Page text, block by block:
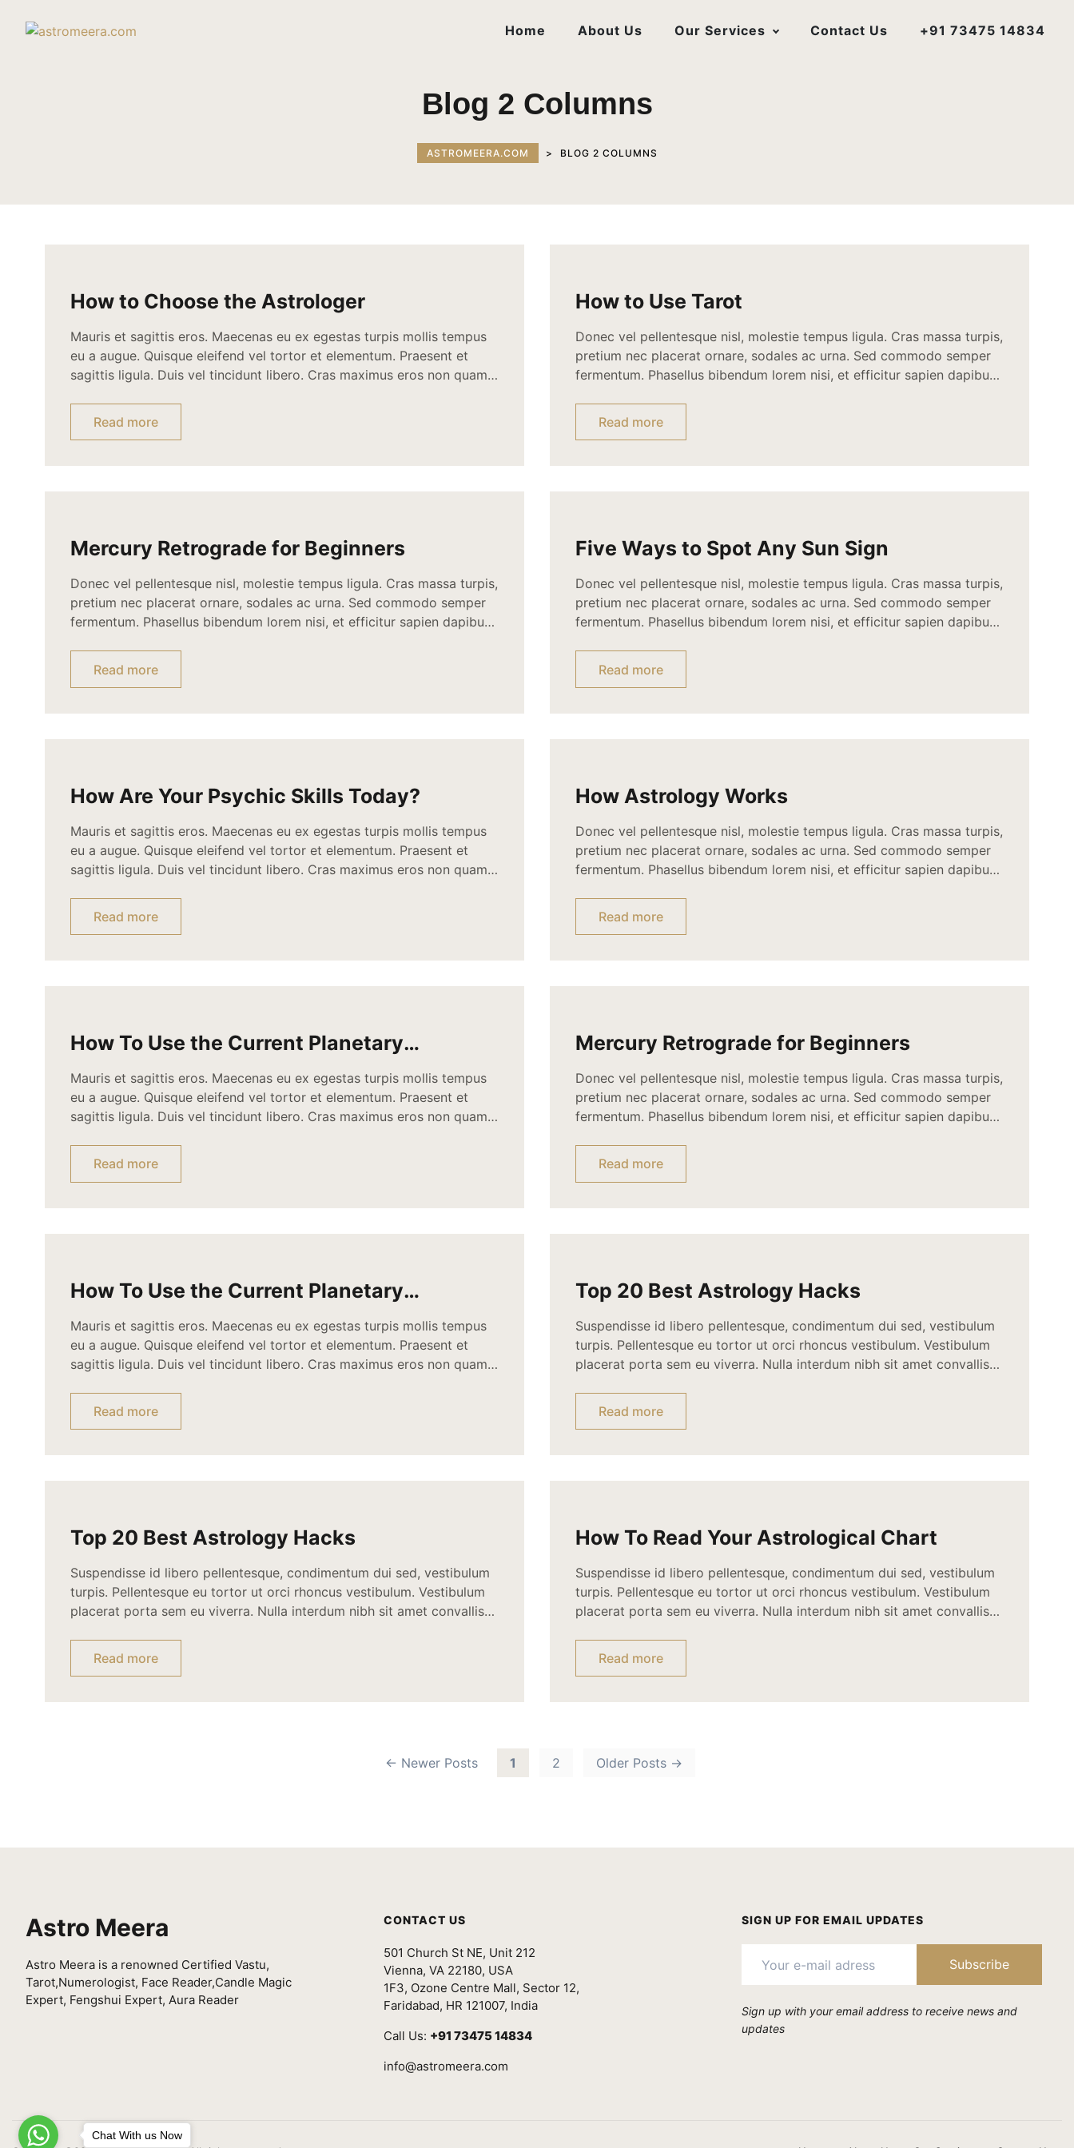
Home About Us Our Services Contact Us +91 73475 14834
Blog 2 Columns
ASTROMEERA.COM > BLOG 2 COLUMNS
How to Choose the Astrologer
Mauris et sagittis eros. Maecenas eu ex egestas turpis mollis tempus
eu a augue. Quisque eleifend vel tortor et elementum. Praesent et
sagittis ligula. Duis vel tincidunt libero. Cras maximus eros non quam
tortor a viverra convallis, mi nisl congue lacus, dictum aliquam nisl
Read more
How to Use Tarot
Donec vel pellentesque nisl, molestie tempus ligula. Cras massa turpis,
pretium nec placerat ornare, sodales ac urna. Sed commodo semper
fermentum. Phasellus bibendum lorem nisi, et efficitur sapien dapibus
mattis. Quisque sed nunc quis nisi aliquam dictum at ac velit.
Read more
Mercury Retrograde for Beginners
Donec vel pellentesque nisl, molestie tempus ligula. Cras massa turpis,
pretium nec placerat ornare, sodales ac urna. Sed commodo semper
fermentum. Phasellus bibendum lorem nisi, et efficitur sapien dapibus
Suspendisse orci nunc, condimentum sit […]
Read more
Five Ways to Spot Any Sun Sign
Donec vel pellentesque nisl, molestie tempus ligula. Cras massa turpis,
pretium nec placerat ornare, sodales ac urna. Sed commodo semper
fermentum. Phasellus bibendum lorem nisi, et efficitur sapien dapibus
Suspendisse orci nunc, condimentum sit […]
Read more
How Are Your Psychic Skills Today?
Mauris et sagittis eros. Maecenas eu ex egestas turpis mollis tempus
eu a augue. Quisque eleifend vel tortor et elementum. Praesent et
sagittis ligula. Duis vel tincidunt libero. Cras maximus eros non quam
neque vitae magna. […]
Read more
How Astrology Works
Donec vel pellentesque nisl, molestie tempus ligula. Cras massa turpis,
pretium nec placerat ornare, sodales ac urna. Sed commodo semper
fermentum. Phasellus bibendum lorem nisi, et efficitur sapien dapibus
Suspendisse orci nunc, condimentum sit […]
Read more
How To Use the Current Planetary
Positions
Mauris et sagittis eros. Maecenas eu ex egestas turpis mollis tempus
eu a augue. Quisque eleifend vel tortor et elementum. Praesent et
sagittis ligula. Duis vel tincidunt libero. Cras maximus eros non quam
tortor a viverra convallis, mi nisl congue lacus, dictum aliquam nisl
Read more
Mercury Retrograde for Beginners
Donec vel pellentesque nisl, molestie tempus ligula. Cras massa turpis,
pretium nec placerat ornare, sodales ac urna. Sed commodo semper
fermentum. Phasellus bibendum lorem nisi, et efficitur sapien dapibus
mattis. Quisque sed nunc quis nisi aliquam dictum at ac velit.
Read more
How To Use the Current Planetary
Positions
Mauris et sagittis eros. Maecenas eu ex egestas turpis mollis tempus
eu a augue. Quisque eleifend vel tortor et elementum. Praesent et
sagittis ligula. Duis vel tincidunt libero. Cras maximus eros non quam
neque vitae magna. […]
Read more
Top 20 Best Astrology Hacks
Suspendisse id libero pellentesque, condimentum dui sed, vestibulum
turpis. Pellentesque eu tortor ut orci rhoncus vestibulum. Vestibulum
placerat porta sem eu viverra. Nulla interdum nibh sit amet convallis
consectetur lectus ac feugiat. Nullam et cursus quam. […]
Read more
Top 20 Best Astrology Hacks
Suspendisse id libero pellentesque, condimentum dui sed, vestibulum
turpis. Pellentesque eu tortor ut orci rhoncus vestibulum. Vestibulum
placerat porta sem eu viverra. Nulla interdum nibh sit amet convallis
consectetur lectus ac feugiat. Nullam et cursus quam. […]
Read more
How To Read Your Astrological Chart
Suspendisse id libero pellentesque, condimentum dui sed, vestibulum
turpis. Pellentesque eu tortor ut orci rhoncus vestibulum. Vestibulum
placerat porta sem eu viverra. Nulla interdum nibh sit amet convallis
consectetur lectus ac feugiat. Nullam et cursus quam. […]
Read more
← Newer Posts 1 2 Older Posts →
Astro Meera
Astro Meera is a renowned Certified Vastu,
Tarot,Numerologist, Face Reader,Candle Magic
Expert, Fengshui Expert, Aura Reader
CONTACT US
501 Church St NE, Unit 212
Vienna, VA 22180, USA
1F3, Ozone Centre Mall, Sector 12,
Faridabad, HR 121007, India
Call Us: +91 73475 14834
info@astromeera.com
SIGN UP FOR EMAIL UPDATES
Sign up with your email address to receive news and
updates
Chat With us Now